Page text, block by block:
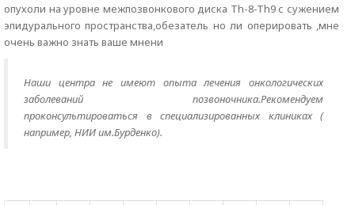
опухоли на уровне межпозвонкового диска Тh-8-Th9 с сужением
эпидурального пространства,обезатель но ли оперировать ,мне
очень важно знать ваше мнени
Наши центра не имеют опыта лечения онкологических
заболеваний позвоночника.Рекомендуем
проконсультироваться в специализированных клиниках (
например, НИИ им.Бурденко).